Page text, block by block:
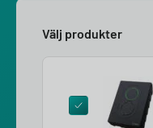
Välj produkter